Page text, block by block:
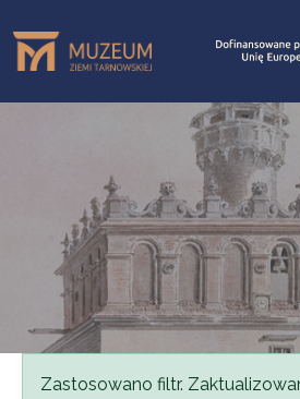
Komunikat
Zastosowano filtr.